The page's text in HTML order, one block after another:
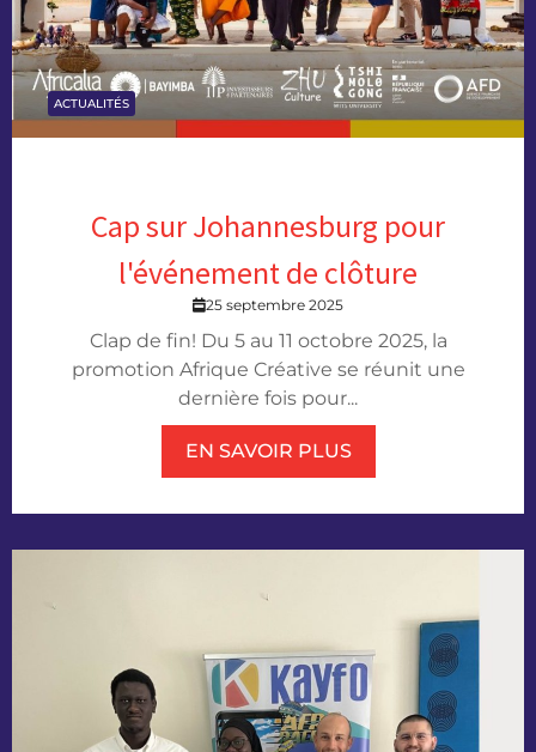
ACTUALITÉS
Cap sur Johannesburg pour
l'événement de clôture
25 septembre 2025
Clap de fin! Du 5 au 11 octobre 2025, la
promotion Afrique Créative se réunit une
dernière fois pour...
EN SAVOIR PLUS